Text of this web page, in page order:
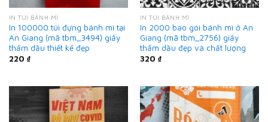
IN TÚI BÁNH MÌ
In 100000 túi đựng bánh mì tại
An Giang (mã tbm_3494) giấy
thấm dầu thiết kế đẹp
220 ₫
IN TÚI BÁNH MÌ
In 2000 bao gói bánh mì ở An
Giang (mã tbm_2756) giấy
thấm dầu đẹp và chất lượng
320 ₫